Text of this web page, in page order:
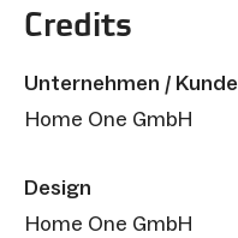
Credits
Unternehmen / Kunde
Home One GmbH
Design
Home One GmbH